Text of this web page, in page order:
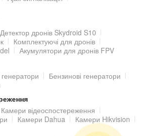
блоку живлення 12V DC (не входить
до IP-КАМЕРИ
з встановленої IP-камери можна
з будь-якої точки світу, де є
до відеозображення IP-камери,
можливий за допомогою планшета
Детектор дронів Skydroid S10
Комплектуючі для дронів
Акумулятори для дронів FPV
Бензинові генератори
Камери відеоспостереження
Камери Dahua
Камери Hikvision